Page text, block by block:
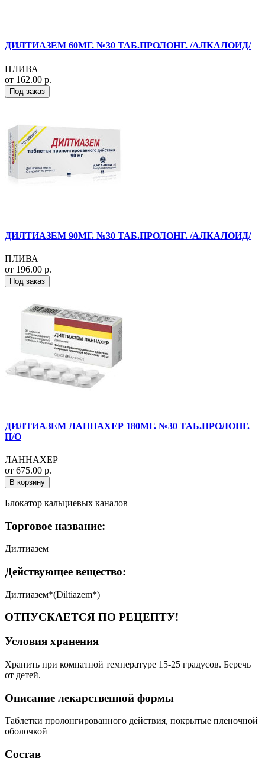
ДИЛТИАЗЕМ 60МГ. №30 ТАБ.ПРОЛОНГ. /АЛКАЛОИД/
ПЛИВА
от 162.00 р.
Под заказ
ДИЛТИАЗЕМ 90МГ. №30 ТАБ.ПРОЛОНГ. /АЛКАЛОИД/
ПЛИВА
от 196.00 р.
Под заказ
ДИЛТИАЗЕМ ЛАННАХЕР 180МГ. №30 ТАБ.ПРОЛОНГ.
П/О
ЛАННАХЕР
от 675.00 р.
В корзину
Блокатор кальциевых каналов
Торговое название:
Дилтиазем
Действующее вещество:
Дилтиазем*(Diltiazem*)
ОТПУСКАЕТСЯ ПО РЕЦЕПТУ!
Условия хранения
Хранить при комнатной температуре 15-25 градусов. Беречь
от детей.
Описание лекарственной формы
Таблетки пролонгированного действия, покрытые пленочной
оболочкой
Состав